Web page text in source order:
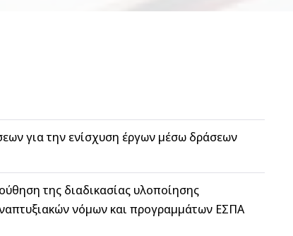
για την ενίσχυση έργων µέσω δράσεων
της διαδικασίας υλοποίησης
νόμων και προγραµµάτων ΕΣΠΑ